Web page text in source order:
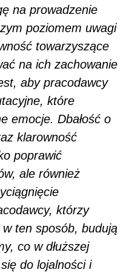
na prowadzenie
poziomem uwagi
towarzyszące
na ich zachowanie
aby pracodawcy
które
emocje. Dbałość o
klarowność
poprawić
ale również
którzy
ten sposób, budują
co w dłuższej
do lojalności i